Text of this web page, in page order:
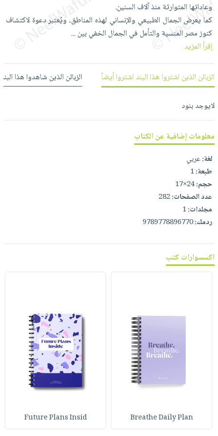
العناية
بالأسنان
الحمية
والتغذية
أدوات
المائدة
الأوعية
والتخزين
المطبخ
الأكثر
مبيعاً
العودة
للمدارس
اكسسوارات
كتب
اكسسوارات
منزلية
اكسسوارات
ملابس
مطرزات
حقائب
حلي
عناية
بالذات
صابون
مناسبات
شحن
مجاني
بنود
مختارة
كل
الاشتراكات
صندوق
القراءة
iKitab
بلا
حدود
بحث
نيل
عن
الشركة
سياسة
الشركة
فيديوهات
أسئلة
يتكرر
طرحها
تواصل
حسابك
لائحة
الأمنيات
التسوق
نشرة
وعاداتها المتوارثة منذ آلاف السنين.
كما يعرض الجمال الطبيعي والإنساني لهذه المناطق، ويُعتبر دعوة لاكتشاف
كنوز مصر المنسية والتأمل في الجمال الخفي بين...
إقرأ المزيد
الزبائن الذين اشتروا هذا البند اشتروا أيضاً الزبائن الذين شاهدوا هذا
لايوجد بنود
معلومات إضافية عن الكتاب
لغة:عربي
طبعة:1
حجم:24×17
عدد الصفحات:282
مجلدات:1
ردمك:9789778896770
اكسسوارات كتب
Breathe Daily Plan
Future Plans Insid